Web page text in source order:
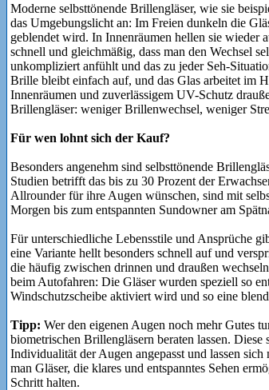
Moderne selbsttönende Brillengläser, wie sie
das Umgebungslicht an: Im Freien dunkeln die
geblendet wird. In Innenräumen hellen sie wieder
schnell und gleichmäßig, dass man den Wechsel
unkompliziert anfühlt und das zu jeder Seh-
Brille bleibt einfach auf, und das Glas arbeitet im
Innenräumen und zuverlässigem UV-Schutz
Brillengläser: weniger Brillenwechsel, weniger
Für wen lohnt sich der Kauf?
Besonders angenehm sind selbsttönende
Studien betrifft das bis zu 30 Prozent der
Allrounder für ihre Augen wünschen, sind mit
Morgen bis zum entspannten Sundowner am
Für unterschiedliche Lebensstile und Ansprüche
eine Variante hellt besonders schnell auf und
die häufig zwischen drinnen und draußen
beim Autofahren: Die Gläser wurden speziell so
Windschutzscheibe aktiviert wird und so eine
Tipp: Wer den eigenen Augen noch mehr Gutes
biometrischen Brillengläsern beraten lassen.
Individualität der Augen angepasst und lassen
man Gläser, die klares und entspanntes Sehen
Schritt halten.